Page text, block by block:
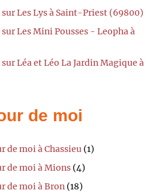
Les Lys à Saint-Priest (69800)
Les Mini Pousses - Leopha à
Léa et Léo La Jardin Magique à
de moi
de moi à Chassieu (1)
de moi à Mions (4)
de moi à Bron (18)